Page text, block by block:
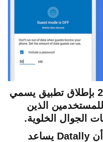
الذين
الجوال الخلوية.
وأوضحت جوجل وقتها أن Datally يساعد